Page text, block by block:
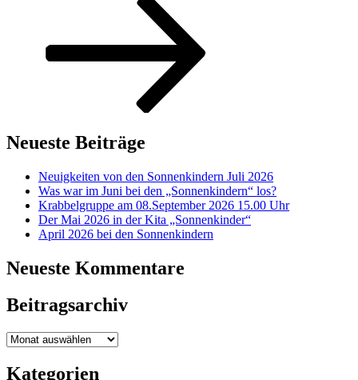
Neueste Beiträge
Neuigkeiten von den Sonnenkindern Juli 2026
Was war im Juni bei den „Sonnenkindern“ los?
Krabbelgruppe am 08.September 2026 15.00 Uhr
Der Mai 2026 in der Kita „Sonnenkinder“
April 2026 bei den Sonnenkindern
Neueste Kommentare
Beitragsarchiv
Beitragsarchiv
Kategorien